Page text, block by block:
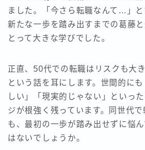
ました。「今さら転職なんて…」と
新たな一歩を踏み出すまでの葛藤
とって大きな学びでした。
正直、50代での転職はリスクも大
という話を耳にします。世間的に
しい」「現実的じゃない」といっ
ジが根強く残っています。同世代
も、最初の一歩が踏み出せずに悩
はないでしょうか。